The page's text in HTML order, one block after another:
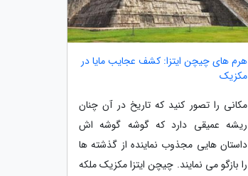
هرم های چیچن ایتزا: کشف عجایب مایا در
مکزیک
مکانی را تصور کنید که تاریخ در آن چنان
ریشه عمیقی دارد که گوشه گوشه اش
داستان هایی مجذوب نماینده از گذشته ها
را بازگو می نمایند. چیچن ایتزا مکزیک ملکه